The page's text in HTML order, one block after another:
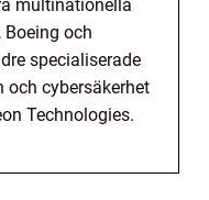
multinationella
och
specialiserade
cybersäkerhet
Technologies.